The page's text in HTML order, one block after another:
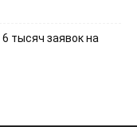
тысяч заявок на